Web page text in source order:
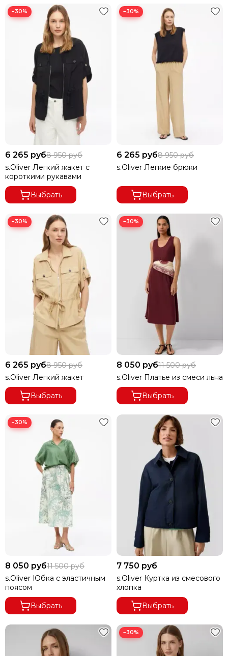
−30%
6 265 руб8 950 руб
s.Oliver Легкий жакет с
короткими рукавами
Выбрать
−30%
6 265 руб8 950 руб
s.Oliver Легкие брюки
Выбрать
−30%
6 265 руб8 950 руб
s.Oliver Легкий жакет
Выбрать
−30%
8 050 руб11 500 руб
s.Oliver Платье из смеси льна
Выбрать
−30%
8 050 руб11 500 руб
s.Oliver Юбка с эластичным
поясом
Выбрать
7 750 руб
s.Oliver Куртка из смесового
хлопка
Выбрать
−30%